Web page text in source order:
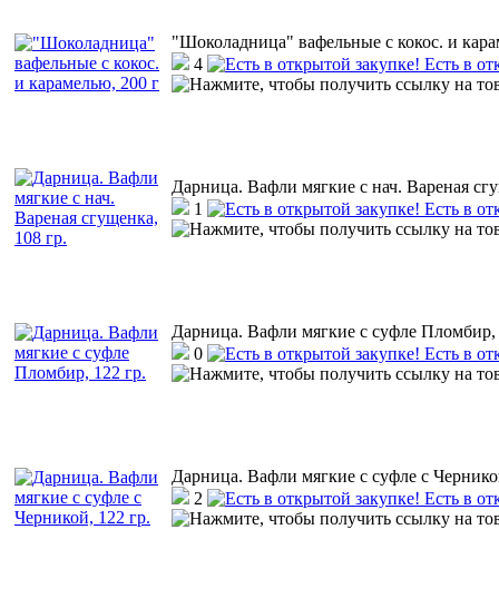
"Шоколадница" вафельные с кокос. и
4
Есть в
Дарница. Вафли мягкие с нач. Вареная
1
Есть в
Дарница. Вафли мягкие с суфле Пломбир,
0
Есть в
Дарница. Вафли мягкие с суфле с
2
Есть в